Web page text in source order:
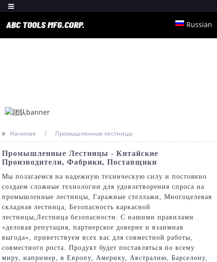
Russian
Начиная Промышленные лестницы
Промышленные Лестницы - Китайские
Производители, Фабрики, Поставщики
Мы полагаемся на надежную техническую силу и постоянно
создаем сложные технологии для удовлетворения спроса на
промышленные лестницы,Гаражные стеллажи ,Многоцелевая
складная лестница ,Безопасность каркасной
лестницы ,Лестница безопасности
. С нашими правилами
«деловая репутация, партнерское доверие и взаимная
выгода», приветствуем всех вас для совместной работы,
совместного роста. Продукт будет поставляться по всему
миру, например, в Европу, Америку, Австралию, Барселону,